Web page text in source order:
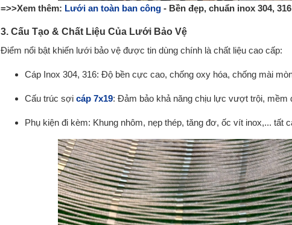
=>>Xem thêm: Lưới an toàn ban công - Bền đẹp, chuẩn inox 304, 316
3. Cấu Tạo & Chất Liệu Của Lưới Bảo Vệ
Điểm nổi bật khiến lưới bảo vệ được tin dùng chính là chất liệu cao cấp:
Cáp Inox 304, 316: Độ bền cực cao, chống oxy hóa, chống mài
Cấu trúc sợi cáp 7x19: Đảm bảo khả năng chịu lực vượt trội, mềm
Phụ kiện đi kèm: Khung nhôm, nẹp thép, tăng đơ, ốc vít inox,... tất